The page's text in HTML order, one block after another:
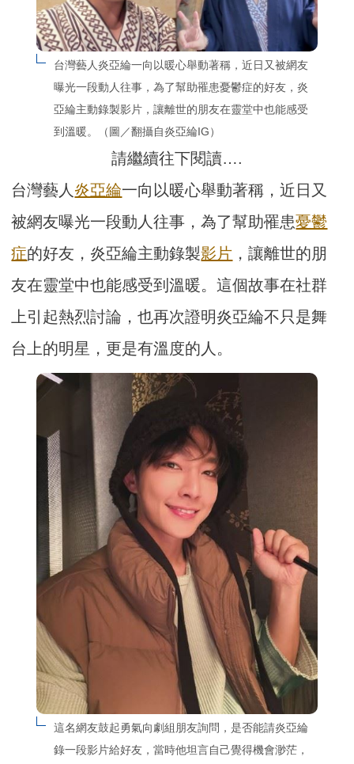
台灣藝人炎亞綸一向以暖心舉動著稱，近日又被網友
曝光一段動人往事，為了幫助罹患憂鬱症的好友，炎
亞綸主動錄製影片，讓離世的朋友在靈堂中也能感受
到溫暖。（圖／翻攝自炎亞綸IG）
請繼續往下閱讀….
台灣藝人 炎亞綸一向以暖心舉動著稱，近日又
被網友曝光一段動人往事，為了幫助罹患憂鬱
症的好友，炎亞綸主動錄製影片 ，讓離世的朋
友在靈堂中也能感受到溫暖。這個故事在社群
上引起熱烈討論，也再次證明炎亞綸不只是舞
台上的明星，更是有溫度的人。
這名網友鼓起勇氣向劇組朋友詢問，是否能請炎亞綸
錄一段影片給好友，當時他坦言自己覺得機會渺茫，